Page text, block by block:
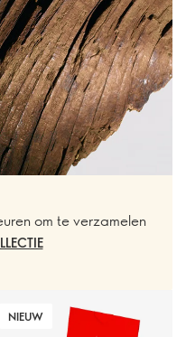
om te verzamelen
NIEUW